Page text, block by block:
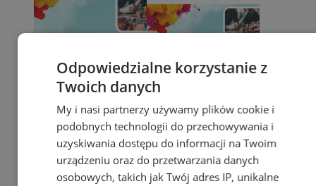
Odpowiedzialne korzystanie z
Twoich danych
My i nasi partnerzy używamy plików cookie i
podobnych technologii do przechowywania i
uzyskiwania dostępu do informacji na Twoim
urządzeniu oraz do przetwarzania danych
osobowych, takich jak Twój adres IP, unikalne